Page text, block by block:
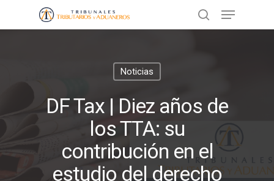
Presione ENTER para buscar o ESC
Noticias
DF Tax | Diez años de
los TTA: su
contribución en el
estudio del derecho